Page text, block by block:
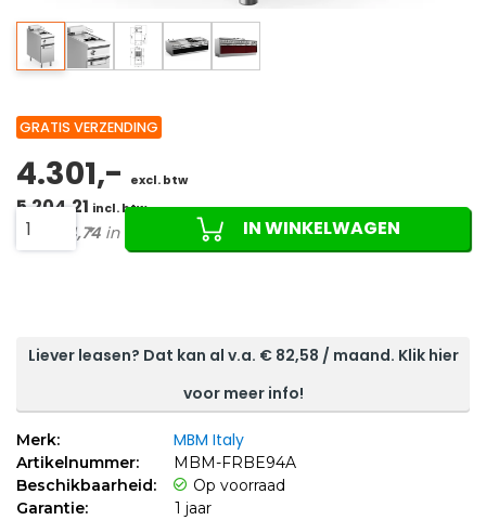
GRATIS VERZENDING
4.301,- excl. btw
5.204,21 incl. btw
Of 1.734,74 in 3 termijnen
1 IN WINKELWAGEN
Liever leasen? Dat kan al v.a. € 82,58 / maand. Klik hier
voor meer info!
Merk: MBM Italy
Artikelnummer:
MBM-FRBE94A
Beschikbaarheid:
Op voorraad
Garantie:
1 jaar